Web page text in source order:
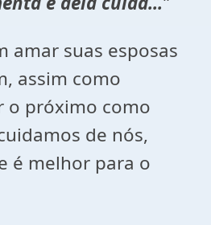
amar suas esposas
assim como
o próximo como
de nós,
é melhor para o